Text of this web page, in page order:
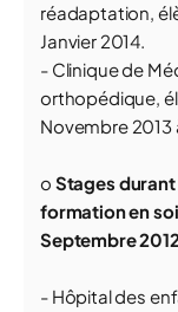
réadaptation,
Janvier 2014.
- Clinique de
orthopédique,
Novembre 2013
o Stages durant
formation en
Septembre
- Hôpital des